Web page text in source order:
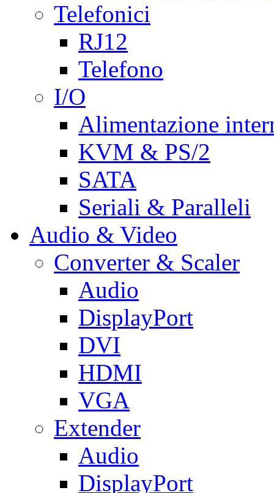
Telefonici
RJ12
Telefono
I/O
Alimentazione
KVM & PS/2
SATA
Seriali & Paralleli
Audio & Video
Converter & Scaler
Audio
DisplayPort
DVI
HDMI
VGA
Extender
Audio
DisplayPort